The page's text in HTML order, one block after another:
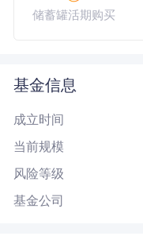
储蓄罐活期购买
基金信息
成立时间
当前规模
风险等级
基金公司